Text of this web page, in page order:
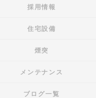
採用情報
住宅設備
煙突
メンテナンス
ブログ一覧